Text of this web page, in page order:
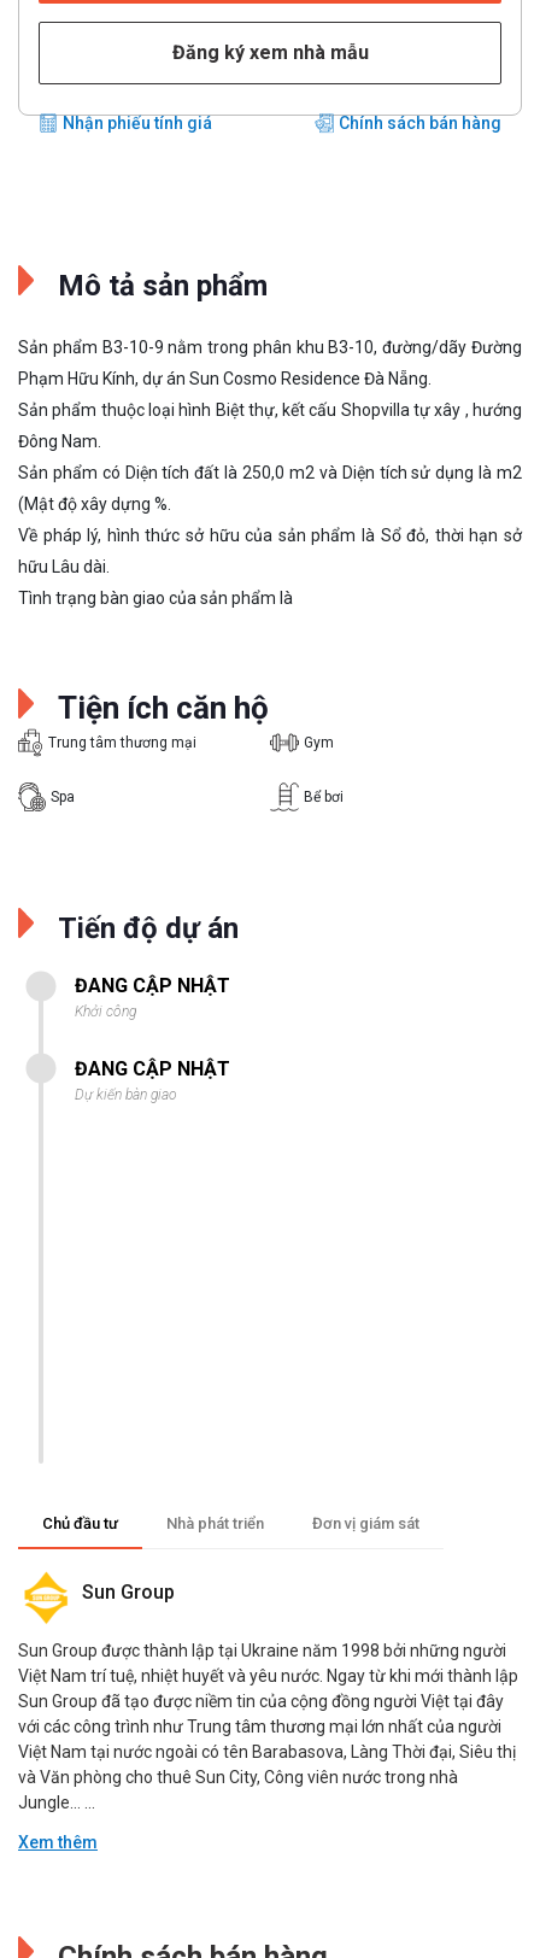
Đăng ký xem nhà mẫu
Nhận phiếu tính giá Chính sách bán hàng
Mô tả sản phẩm
Sản phẩm B3-10-9 nằm trong phân khu B3-10, đường/dãy Đường
Phạm Hữu Kính, dự án Sun Cosmo Residence Đà Nẵng.
Sản phẩm thuộc loại hình Biệt thự, kết cấu Shopvilla tự xây , hướng
Đông Nam.
Sản phẩm có Diện tích đất là 250,0 m2 và Diện tích sử dụng là m2
(Mật độ xây dựng %.
Về pháp lý, hình thức sở hữu của sản phẩm là Sổ đỏ, thời hạn sở
hữu Lâu dài.
Tình trạng bàn giao của sản phẩm là
Tiện ích căn hộ
Trung tâm thương mại Gym
Spa Bể bơi
Tiến độ dự án
ĐANG CẬP NHẬT
Khởi công
ĐANG CẬP NHẬT
Dự kiến bàn giao
Chủ đầu tư Nhà phát triển Đơn vị giám sát
Sun Group
Sun Group được thành lập tại Ukraine năm 1998 bởi những người
Việt Nam trí tuệ, nhiệt huyết và yêu nước. Ngay từ khi mới thành lập
Sun Group đã tạo được niềm tin của cộng đồng người Việt tại đây
với các công trình như Trung tâm thương mại lớn nhất của người
Việt Nam tại nước ngoài có tên Barabasova, Làng Thời đại, Siêu thị
và Văn phòng cho thuê Sun City, Công viên nước trong nhà
Jungle… ...
Xem thêm
Công ty thiết kế Aedas là một trong những cái tên nổi tiếng nhất